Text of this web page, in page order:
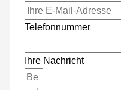
Telefonnummer
Ihre Nachricht